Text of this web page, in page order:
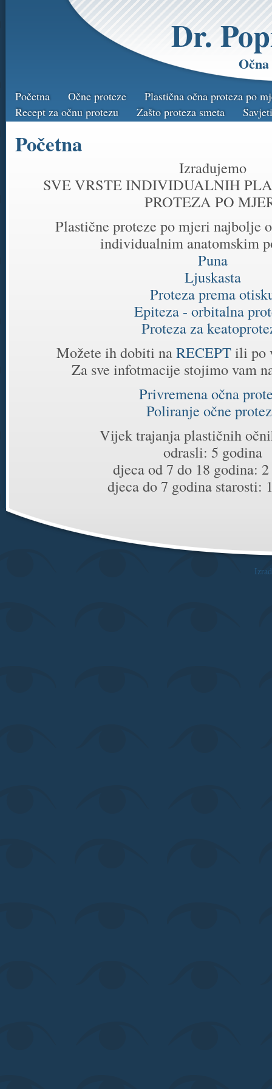
Dr.
Početna Očne proteze
Plastična očna proteza po
Recept za očnu protezu
Zašto proteza smeta
Početna
Izrađujemo
SVE VRSTE INDIVIDUALNIH
PROTEZA PO
Plastične proteze po mjeri najbolje
individualnim anatomskim
Puna
Ljuskasta
Proteza prema
Epiteza - orbitalna
Proteza za
Možete ih dobiti naRECEPTili po
Za sve infotmacije stojimo vam
Privremena očna
Poliranje očne
Vijek trajanja plastičnih
odrasli: 5 godina
djeca od 7 do 18 godina:
djeca do 7 godina starosti: